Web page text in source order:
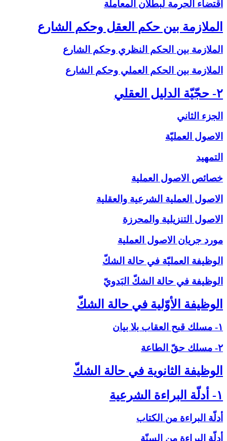
اقتضاء الحرمة لبطلان المعاملة
الملازمة بين حكم العقل وحكم الشارع‏
الملازمة بين الحكم النظري وحكم الشارع
الملازمة بين الحكم العملي وحكم الشارع
۲- حجّيّة الدليل العقلي‏
الجزء الثاني
الاصول العمليّة
التمهيد
خصائص الاصول العملية
الاصول العملية الشرعية والعقلية
الاصول التنزيلية والمحرزة
مورد جريان الاصول العملية
الوظيفة العمليّة في حالة الشكّ‏
الوظيفة في حالة الشكّ البَدويّ
الوظيفة الأوّلية في حالة الشكّ‏
۱- مسلك قبح العقاب بلا بيان
۲- مسلك حقّ الطاعة
الوظيفة الثانوية في حالة الشكّ‏
۱- أدلّة البراءة الشرعية
أدلّة البراءة من الكتاب
أدلّة البراءة من السنّة